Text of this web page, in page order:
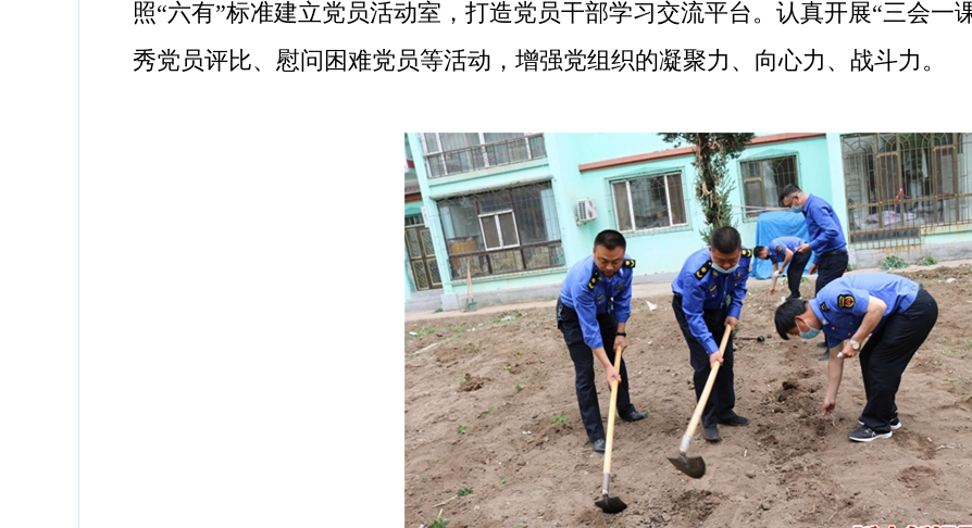
照“六有”标准建立党员活动室，打造党员干部学习交流平台。认真开展“三会一
秀党员评比、慰问困难党员等活动，增强党组织的凝聚力、向心力、战斗力。